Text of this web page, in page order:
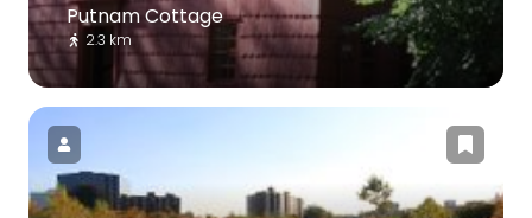
Putnam Cottage
2.3 km